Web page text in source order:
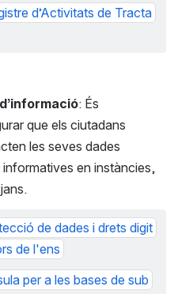
d’Activitats de Tracta
: És
que els ciutadans
les seves dades
en instàncies,
de dades i drets digit
de l'ens
per a les bases de sub